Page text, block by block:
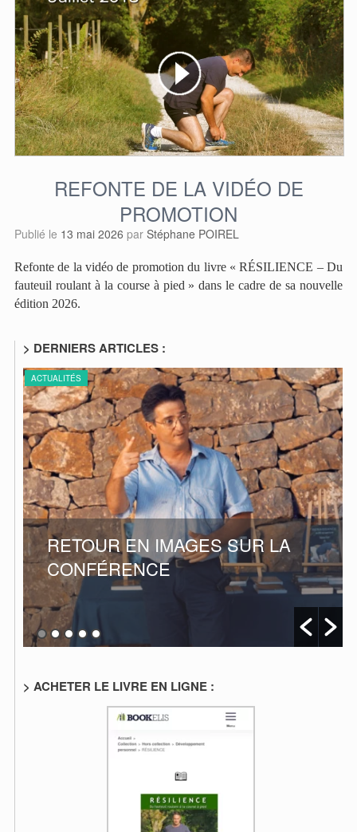
REFONTE DE LA VIDÉO DE
PROMOTION
Publié le 13 mai 2026 par Stéphane POIREL
Refonte de la vidéo de promotion du livre « RÉSILIENCE – Du
fauteuil roulant à la course à pied » dans le cadre de sa nouvelle
édition 2026.
> DERNIERS ARTICLES :
ACTUALITÉS
CONFÉRENCE SUR L’AVC
> ACHETER LE LIVRE EN LIGNE :